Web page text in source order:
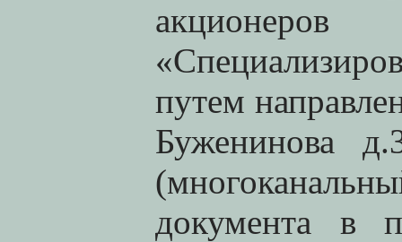
путем
Буженинова
документа в